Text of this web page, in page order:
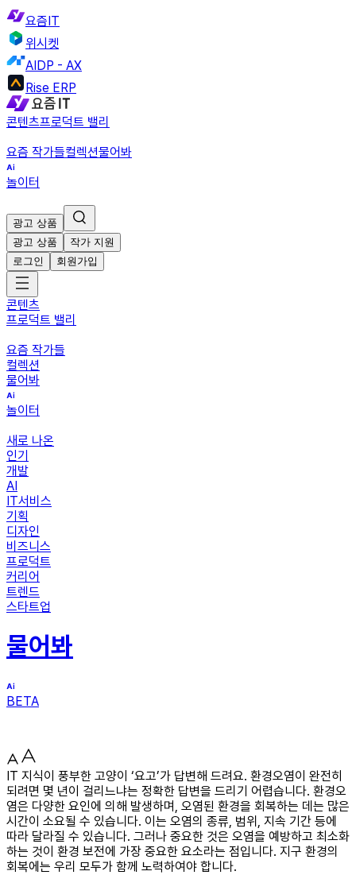
요즘IT
위시켓
AIDP - AX
Rise ERP
콘텐츠프로덕트 밸리
요즘 작가들컬렉션물어봐
놀이터
광고 상품
광고 상품
작가 지원
로그인
회원가입
콘텐츠
프로덕트 밸리
요즘 작가들
컬렉션
물어봐
놀이터
새로 나온
인기
개발
AI
IT서비스
기획
디자인
비즈니스
프로덕트
커리어
트렌드
스타트업
물어봐
BETA
IT 지식이 풍부한 고양이 ‘요고’가 답변해 드려요. 환경오염이 완전히
되려면 몇 년이 걸리느냐는 정확한 답변을 드리기 어렵습니다. 환경오
염은 다양한 요인에 의해 발생하며, 오염된 환경을 회복하는 데는 많은
시간이 소요될 수 있습니다. 이는 오염의 종류, 범위, 지속 기간 등에
따라 달라질 수 있습니다. 그러나 중요한 것은 오염을 예방하고 최소화
하는 것이 환경 보전에 가장 중요한 요소라는 점입니다. 지구 환경의
회복에는 우리 모두가 함께 노력하여야 합니다.